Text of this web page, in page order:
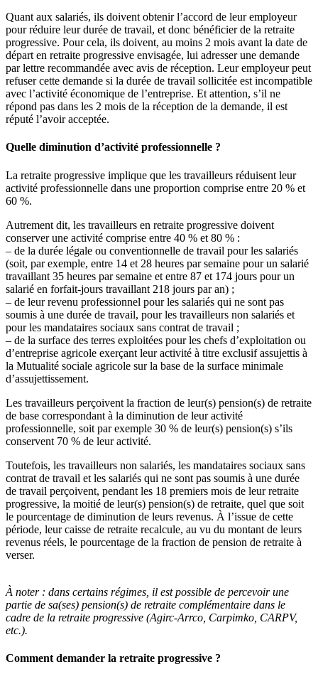
Quant aux salariés, ils doivent obtenir l’accord de leur employeur
pour réduire leur durée de travail, et donc bénéficier de la retraite
progressive. Pour cela, ils doivent, au moins 2 mois avant la date de
départ en retraite progressive envisagée, lui adresser une demande
par lettre recommandée avec avis de réception. Leur employeur peut
refuser cette demande si la durée de travail sollicitée est incompatible
avec l’activité économique de l’entreprise. Et attention, s’il ne
répond pas dans les 2 mois de la réception de la demande, il est
réputé l’avoir acceptée.
Quelle diminution d’activité professionnelle ?
La retraite progressive implique que les travailleurs réduisent leur
activité professionnelle dans une proportion comprise entre 20 % et
60 %.
Autrement dit, les travailleurs en retraite progressive doivent
conserver une activité comprise entre 40 % et 80 % :
– de la durée légale ou conventionnelle de travail pour les salariés
(soit, par exemple, entre 14 et 28 heures par semaine pour un salarié
travaillant 35 heures par semaine et entre 87 et 174 jours pour un
salarié en forfait-jours travaillant 218 jours par an) ;
– de leur revenu professionnel pour les salariés qui ne sont pas
soumis à une durée de travail, pour les travailleurs non salariés et
pour les mandataires sociaux sans contrat de travail ;
– de la surface des terres exploitées pour les chefs d’exploitation ou
d’entreprise agricole exerçant leur activité à titre exclusif assujettis à
la Mutualité sociale agricole sur la base de la surface minimale
d’assujettissement.
Les travailleurs perçoivent la fraction de leur(s) pension(s) de retraite
de base correspondant à la diminution de leur activité
professionnelle, soit par exemple 30 % de leur(s) pension(s) s’ils
conservent 70 % de leur activité.
Toutefois, les travailleurs non salariés, les mandataires sociaux sans
contrat de travail et les salariés qui ne sont pas soumis à une durée
de travail perçoivent, pendant les 18 premiers mois de leur retraite
progressive, la moitié de leur(s) pension(s) de retraite, quel que soit
le pourcentage de diminution de leurs revenus. À l’issue de cette
période, leur caisse de retraite recalcule, au vu du montant de leurs
revenus réels, le pourcentage de la fraction de pension de retraite à
verser.
À noter : dans certains régimes, il est possible de percevoir une
partie de sa(ses) pension(s) de retraite complémentaire dans le
cadre de la retraite progressive (Agirc-Arrco, Carpimko, CARPV,
etc.).
Comment demander la retraite progressive ?